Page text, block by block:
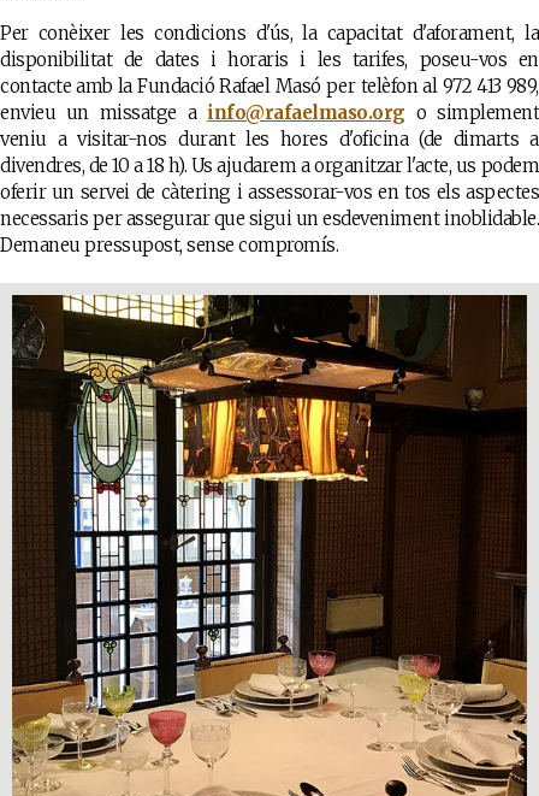
Per conèixer les condicions d'ús, la capacitat d'aforament, la
disponibilitat de dates i horaris i les tarifes, poseu-vos en
contacte amb la Fundació Rafael Masó per telèfon al 972 413 989,
envieu un missatge a info@rafaelmaso.org o simplement
veniu a visitar-nos durant les hores d'oficina (de dimarts a
divendres, de 10 a 18 h). Us ajudarem a organitzar l'acte, us podem
oferir un servei de càtering i assessorar-vos en tos els aspectes
necessaris per assegurar que sigui un esdeveniment inoblidable.
Demaneu pressupost, sense compromís.